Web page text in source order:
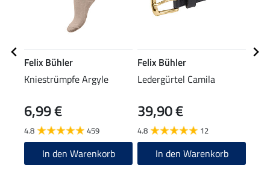
Felix Bühler
Kniestrümpfe Argyle
6,99 €
4.8 459
In den Warenkorb
Felix Bühler
Ledergürtel Camila
39,90 €
4.8 12
In den Warenkorb